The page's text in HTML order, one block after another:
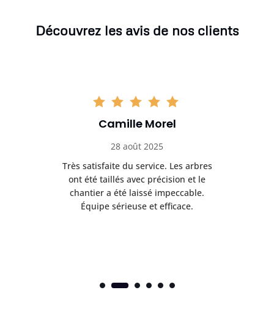
Découvrez les avis de nos clients
Camille Morel
28 août 2025
Très satisfaite du service. Les arbres
ont été taillés avec précision et le
chantier a été laissé impeccable.
Équipe sérieuse et efficace.